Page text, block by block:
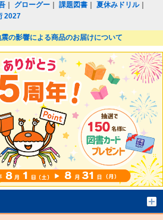
グローグー ｜課題図書 ｜夏休みドリル｜
2027
震の影響による商品のお届けについて